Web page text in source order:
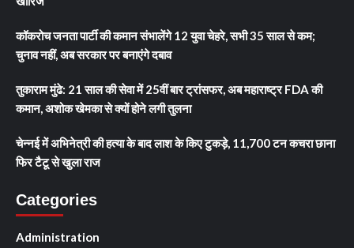
कॉकरोच जनता पार्टी की कमान संभालेंगे 12 युवा चेहरे, सभी 35 साल से कम;
चुनाव नहीं, अब सरकार पर बनाएंगे दबाव
तुकाराम मुंढे: 21 साल की सेवा में 25वीं बार ट्रांसफर, अब महाराष्ट्र FDA की
कमान, अशोक खेमका से क्यों होने लगी तुलना
चेन्नई में अभिनेत्री की हत्या के बाद लाश के किए टुकड़े, 11,700 टन कचरा छाना
फिर टैटू से खुला राज
Categories
Administration